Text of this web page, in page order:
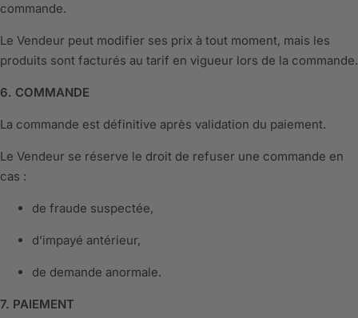
commande.
Le Vendeur peut modifier ses prix à tout moment, mais les
produits sont facturés au tarif en vigueur lors de la commande.
6. COMMANDE
La commande est définitive après validation du paiement.
Le Vendeur se réserve le droit de refuser une commande en
cas :
de fraude suspectée,
d’impayé antérieur,
de demande anormale.
7. PAIEMENT